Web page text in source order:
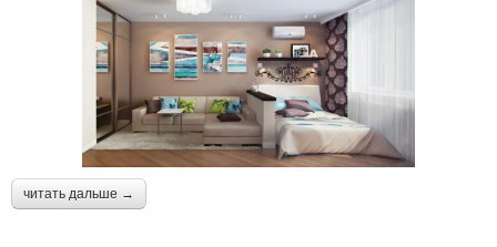
читать дальше →